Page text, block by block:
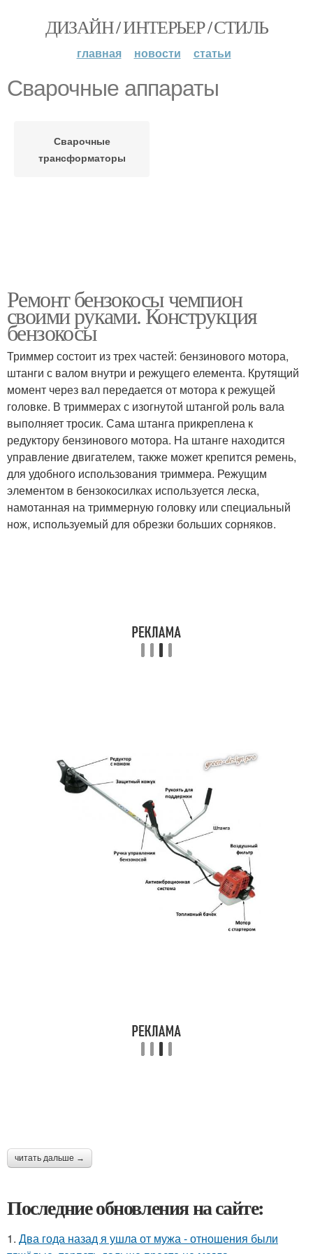
ДИЗАЙН / ИНТЕРЬЕР / СТИЛЬ
главная новости статьи
Сварочные аппараты
Сварочные
трансформаторы
Ремонт бензокосы чемпион
своими руками. Конструкция
бензокосы
Триммер состоит из трех частей: бензинового мотора,
штанги с валом внутри и режущего елемента. Крутящий
момент через вал передается от мотора к режущей
головке. В триммерах с изогнутой штангой роль вала
выполняет тросик. Сама штанга прикреплена к
редуктору бензинового мотора. На штанге находится
управление двигателем, также может крепится ремень,
для удобного использования триммера. Режущим
элементом в бензокосилках используется леска,
намотанная на триммерную головку или специальный
нож, используемый для обрезки больших сорняков.
читать дальше →
Последние обновления на сайте:
1. Два года назад я ушла от мужа - отношения были